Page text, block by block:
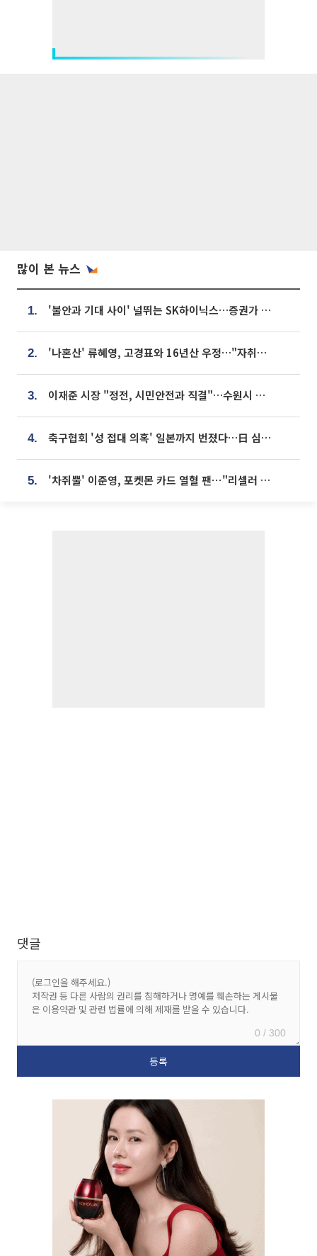
많이 본 뉴스
1. '불안과 기대 사이' 널뛰는 SK하이닉스…증권가 "HBM4·LTA 기반 펀터멘털 견고"
2. '나혼산' 류혜영, 고경표와 16년산 우정…"자취방서 부모님과 마주쳐"
3. 이재준 시장 "정전, 시민안전과 직결"…수원시 비상대응체계 가동
4. 축구협회 '성 접대 의혹' 일본까지 번졌다…日 심판 실명 공개
5. '차쥐뿔' 이준영, 포켓몬 카드 열혈 팬⋯"리셀러 처단할 것"
댓글
0 / 300